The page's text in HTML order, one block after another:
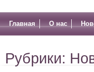
Главная О нас
Рубрики: